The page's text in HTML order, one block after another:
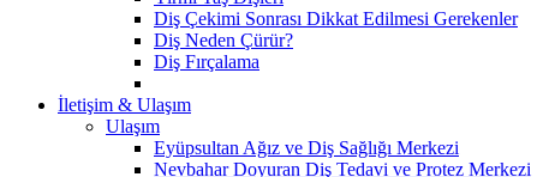
Diş Çekimi Sonrası Dikkat Edilmesi Gerekenler
Diş Neden Çürür?
Diş Fırçalama
İletişim & Ulaşım
Ulaşım
Eyüpsultan Ağız ve Diş Sağlığı Merkezi
Nevbahar Doyuran Diş Tedavi ve Protez Merkezi